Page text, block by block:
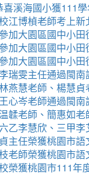
溪海國小獲111
江博楨老師考上
加大園區國中小
加大園區國中小
加大園區國中小
瑞雯主任通過閩
燕慧老師、楊慧
心岑老師通過閩
韖老師、簡惠如
乙李慧欣、三甲
主任榮獲桃園市
老師榮獲桃園市
榮獲桃園市111